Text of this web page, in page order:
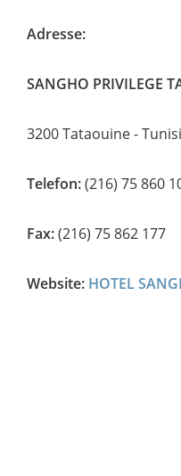
Adresse:
SANGHO PRIVILEGE
3200 Tataouine -
Telefon:(216) 75 860
Fax:(216) 75 862 177
Website: HOTEL